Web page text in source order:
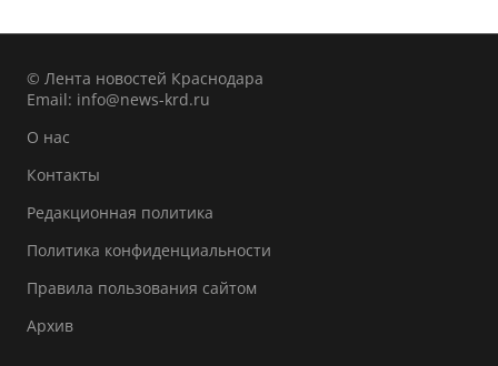
© Лента новостей Краснодара
Email: info@news-krd.ru
О нас
Контакты
Редакционная политика
Политика конфиденциальности
Правила пользования сайтом
Архив